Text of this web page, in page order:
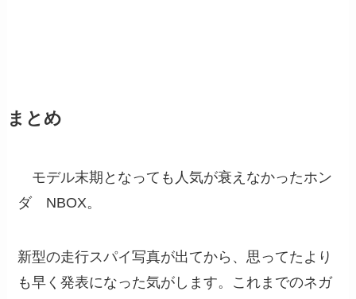
まとめ
モデル末期となっても人気が衰えなかったホン
ダ NBOX。
新型の走行スパイ写真が出てから、思ってたより
も早く発表になった気がします。これまでのネガ